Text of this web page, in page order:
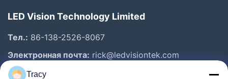
LED Vision Technology Limited
Тел.: 86-138-2526-8067
Электронная почта: rick@ledvisiontek.com
Tracy